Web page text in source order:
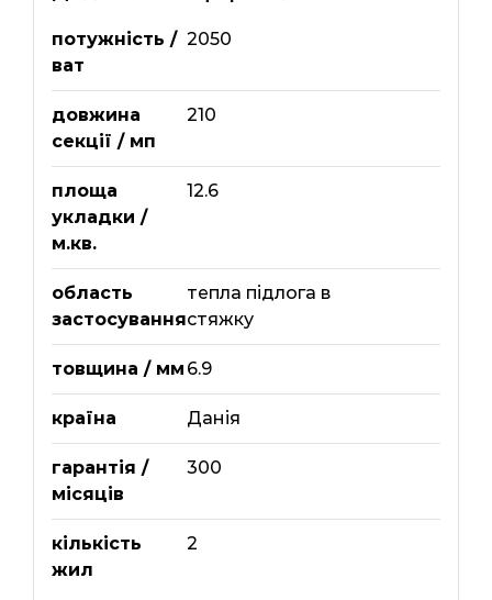
потужність /
ват
2050
довжина
секції / мп
210
площа
укладки /
м.кв.
12.6
область
застосування
тепла підлога в
стяжку
товщина / мм 6.9
країна Данія
гарантія /
місяців
300
кількість
жил
2